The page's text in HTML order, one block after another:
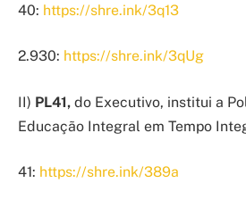
40: https://shre.ink/3q13
2.930: https://shre.ink/3qUg
II) PL41, do Executivo, institui a
Educação Integral em Tempo
41: https://shre.ink/389a